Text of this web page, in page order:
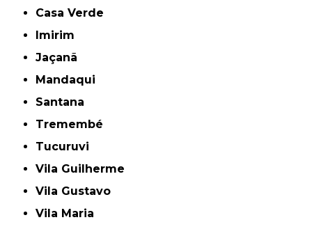
Casa Verde
Imirim
Jaçanã
Mandaqui
Santana
Tremembé
Tucuruvi
Vila Guilherme
Vila Gustavo
Vila Maria